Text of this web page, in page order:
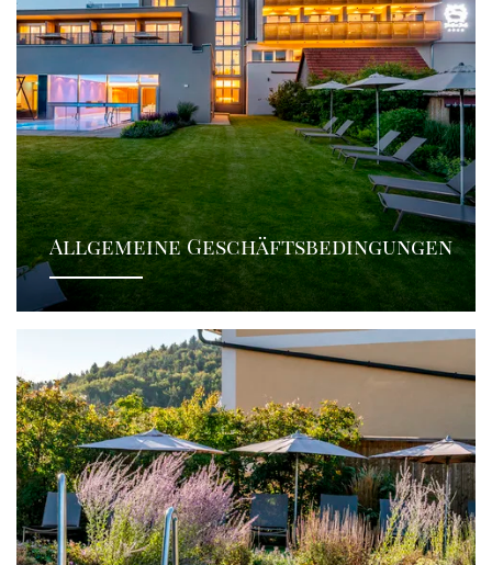
Allgemeine Geschäftsbedingungen